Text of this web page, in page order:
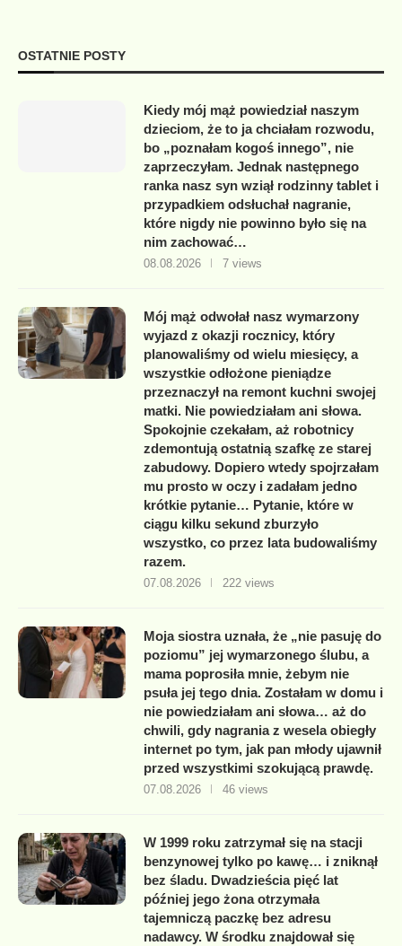
OSTATNIE POSTY
Kiedy mój mąż powiedział naszym
dzieciom, że to ja chciałam rozwodu,
bo „poznałam kogoś innego”, nie
zaprzeczyłam. Jednak następnego
ranka nasz syn wziął rodzinny tablet i
przypadkiem odsłuchał nagranie,
które nigdy nie powinno było się na
nim zachować…
08.08.2026 7 views
Mój mąż odwołał nasz wymarzony
wyjazd z okazji rocznicy, który
planowaliśmy od wielu miesięcy, a
wszystkie odłożone pieniądze
przeznaczył na remont kuchni swojej
matki. Nie powiedziałam ani słowa.
Spokojnie czekałam, aż robotnicy
zdemontują ostatnią szafkę ze starej
zabudowy. Dopiero wtedy spojrzałam
mu prosto w oczy i zadałam jedno
krótkie pytanie… Pytanie, które w
ciągu kilku sekund zburzyło
wszystko, co przez lata budowaliśmy
razem.
07.08.2026 222 views
Moja siostra uznała, że „nie pasuję do
poziomu” jej wymarzonego ślubu, a
mama poprosiła mnie, żebym nie
psuła jej tego dnia. Zostałam w domu i
nie powiedziałam ani słowa… aż do
chwili, gdy nagrania z wesela obiegły
internet po tym, jak pan młody ujawnił
przed wszystkimi szokującą prawdę.
07.08.2026 46 views
W 1999 roku zatrzymał się na stacji
benzynowej tylko po kawę… i zniknął
bez śladu. Dwadzieścia pięć lat
później jego żona otrzymała
tajemniczą paczkę bez adresu
nadawcy. W środku znajdował się